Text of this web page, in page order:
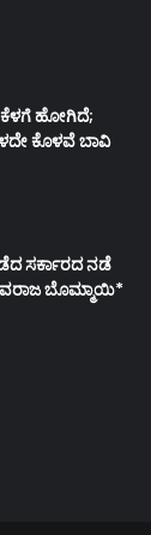
ಹೋಗಿದೆ;
ಕೊಳವೆ ಬಾವಿ
ಸರ್ಕಾರದ ನಡೆ
ಬೊಮ್ಮಾಯಿ*